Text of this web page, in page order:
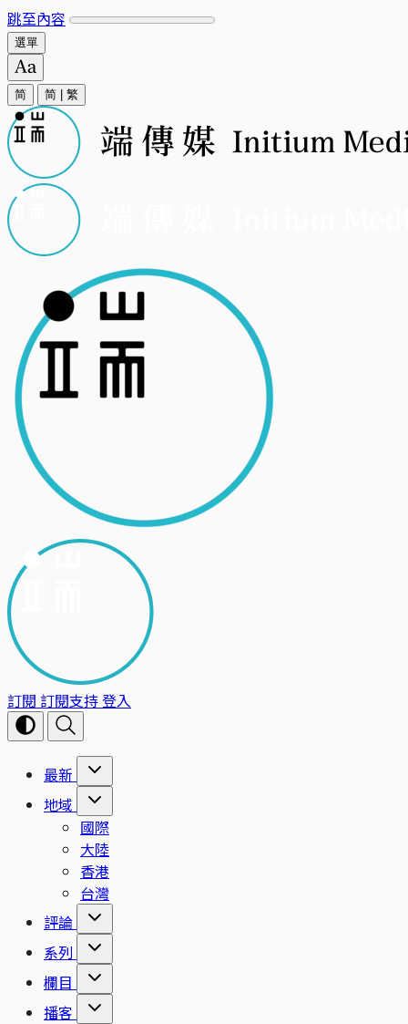
跳至內容
選單
简 简 繁
訂閱 訂閱支持登入
最新
地域
國際
大陸
香港
台灣
評論
系列
欄目
播客